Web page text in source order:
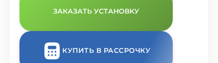
ЗАКАЗАТЬ УСТАНОВКУ
КУПИТЬ В РАССРОЧКУ